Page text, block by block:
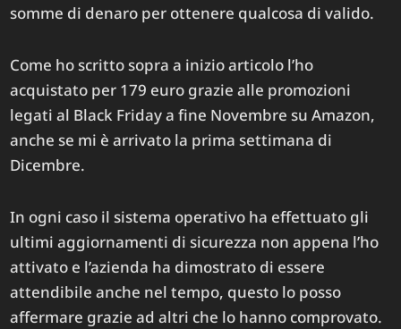
somme di denaro per ottenere qualcosa di valido.
Come ho scritto sopra a inizio articolo l’ho
acquistato per 179 euro grazie alle promozioni
legati al Black Friday a fine Novembre su Amazon,
anche se mi è arrivato la prima settimana di
Dicembre.
In ogni caso il sistema operativo ha effettuato gli
ultimi aggiornamenti di sicurezza non appena l’ho
attivato e l’azienda ha dimostrato di essere
attendibile anche nel tempo, questo lo posso
affermare grazie ad altri che lo hanno comprovato.